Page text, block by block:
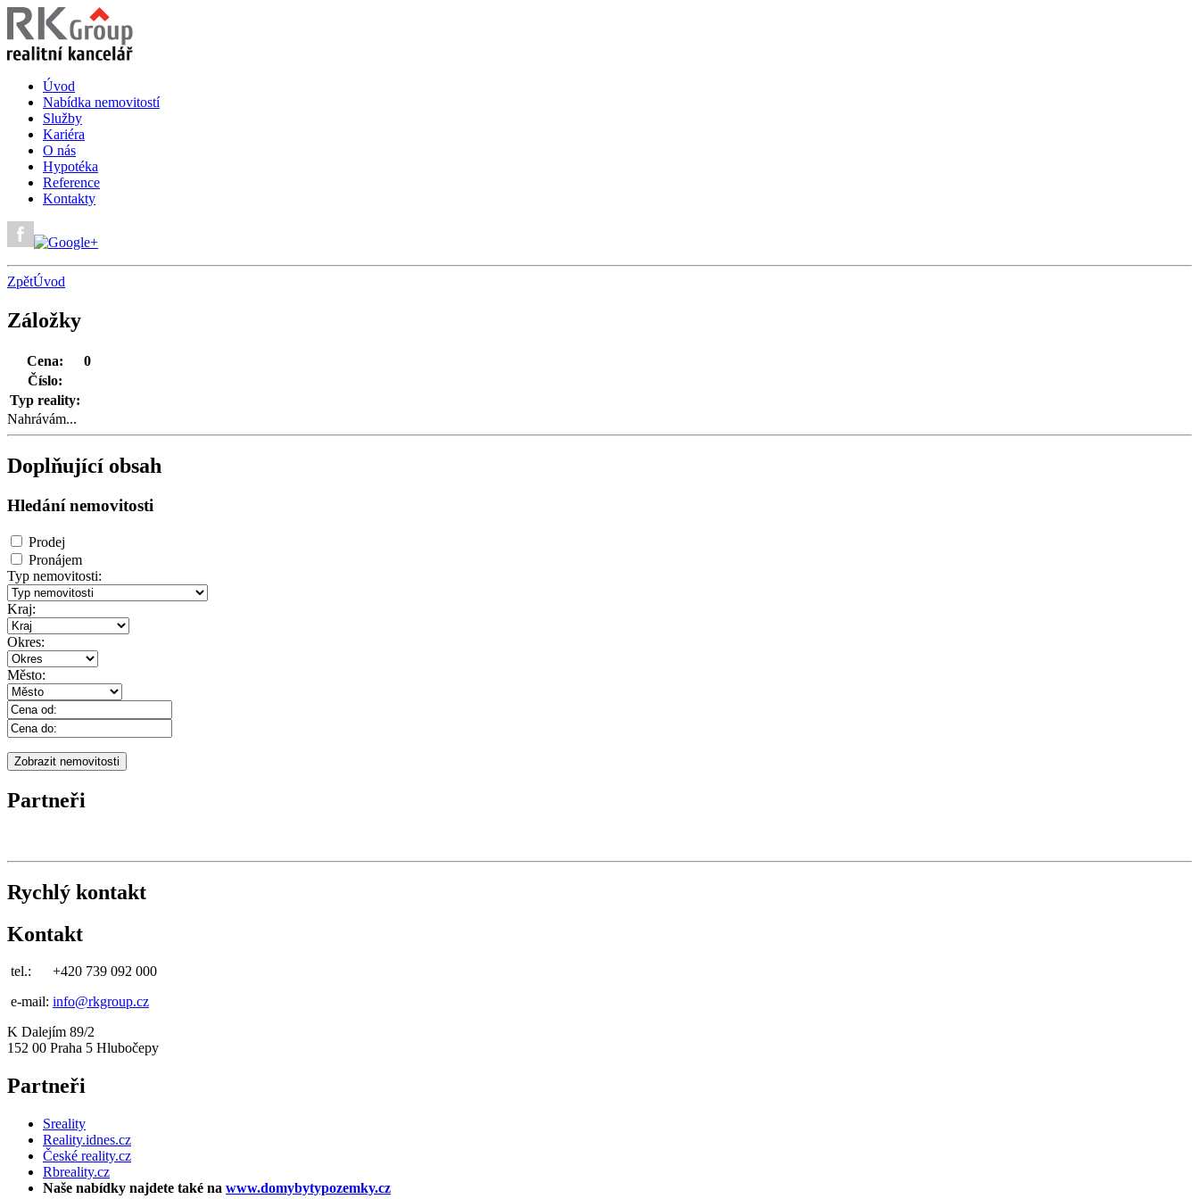
Úvod
Nabídka nemovitostí
Služby
Kariéra
O nás
Hypotéka
Reference
Kontakty
ZpětÚvod
Záložky
Cena:
0
Číslo:
Typ reality:
Nahrávám...
Doplňující obsah
Hledání nemovitosti
Prodej
Pronájem
Typ nemovitosti:
Kraj:
Okres:
Město:
Partneři
Rychlý kontakt
Kontakt
tel.: +420 739 092 000
e-mail: info@rkgroup.cz
K Dalejím 89/2
152 00 Praha 5 Hlubočepy
Partneři
Sreality
Reality.idnes.cz
České reality.cz
Rbreality.cz
Naše nabídky najdete také na www.domybytypozemky.cz